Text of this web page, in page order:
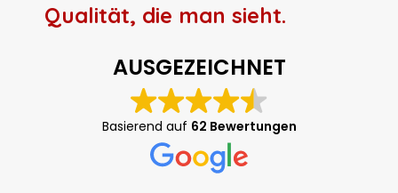
Qualität, die man sieht.
AUSGEZEICHNET
Basierend auf 62 Bewertungen